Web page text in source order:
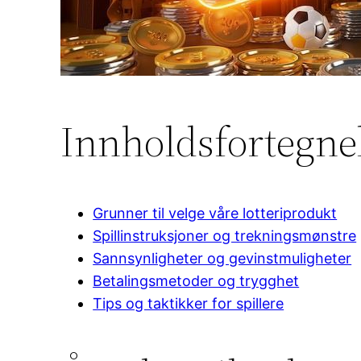
Grunner til velge våre lotteriprodukt
Spillinstruksjoner og trekningsmønstre
Sannsynligheter og gevinstmuligheter
Betalingsmetoder og trygghet
Tips og taktikker for spillere